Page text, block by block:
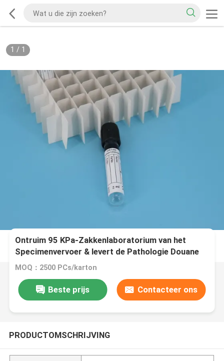
1 / 1
Ontruim 95 KPa-Zakkenlaboratorium van het
Specimenvervoer & levert de Pathologie Douane
goedkeurt
MOQ：2500 PCs/karton
Beste prijs Contacteer ons
PRODUCTOMSCHRIJVING